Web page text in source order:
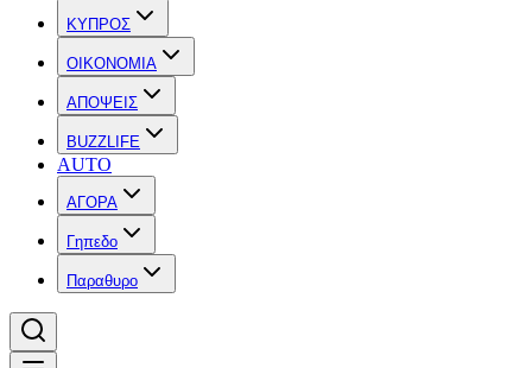
ΚΥΠΡΟΣ
OIKONOMIA
ΑΠΟΨΕΙΣ
BUZZLIFE
AUTO
ΑΓΟΡΑ
Γηπεδο
Παραθυρο